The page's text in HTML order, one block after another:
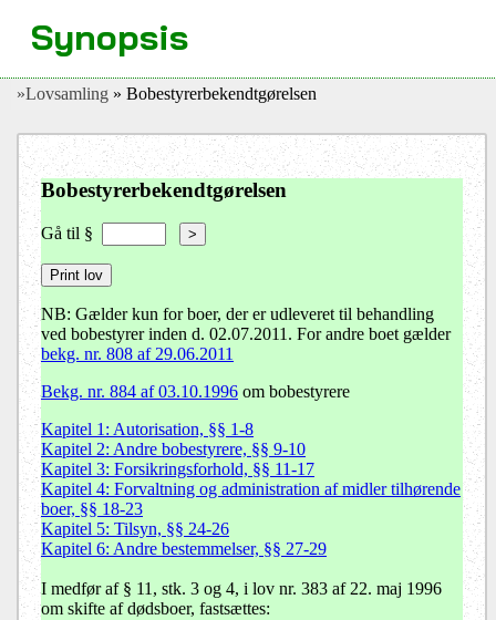
»Lovsamling » Bobestyrerbekendtgørelsen
Bobestyrerbekendtgørelsen
Gå til § >
NB: Gælder kun for boer, der er udleveret til behandling
ved bobestyrer inden d. 02.07.2011. For andre boet gælder
bekg. nr. 808 af 29.06.2011
Bekg. nr. 884 af 03.10.1996 om bobestyrere
Kapitel 1: Autorisation, §§ 1-8
Kapitel 2: Andre bobestyrere, §§ 9-10
Kapitel 3: Forsikringsforhold, §§ 11-17
Kapitel 4: Forvaltning og administration af midler tilhørende
boer, §§ 18-23
Kapitel 5: Tilsyn, §§ 24-26
Kapitel 6: Andre bestemmelser, §§ 27-29
I medfør af § 11, stk. 3 og 4, i lov nr. 383 af 22. maj 1996
om skifte af dødsboer, fastsættes:
Synopsis